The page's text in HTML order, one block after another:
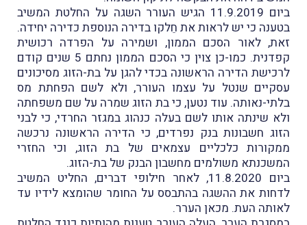
ביום 11.9.2019 הגיש העורר השגה על החלטת המשיב
בטענה כי יש לראות את חֵלקו בדירה הנוספת כדירה יחידה.
זאת, לאור הסכם הממון, ושמירה על הפרדה רכושית
קפדנית. כמו-כן צוין כי הסכם הממון נחתם 5 שנים קודם
לרכישת הדירה הראשונה בכדי להגן על בת-הזוג מסיכונים
עסקיים שנטל על עצמו העורר, ולא לשם הפחתת מס
בלתי-נאותה. עוד נטען, כי בת הזוג שמרה על שם משפחתה
ולא שינתה אותו לשם בעלה כנהוג במגזר החרדי, כי לבני
הזוג חשבונות בנק נפרדים, כי הדירה הראשונה נרכשה
ממקורות כלכליים עצמאים של בת הזוג, וכי החזרי
המשכנתא משולמים מחשבון הבנק של בת-הזוג.
ביום 11.8.2020, לאחר חילופי דברים, החליט המשיב
לדחות את ההשגה בהתבסס על החומר שהומצא לידיו עד
לאותה העת. מכאן הערר.